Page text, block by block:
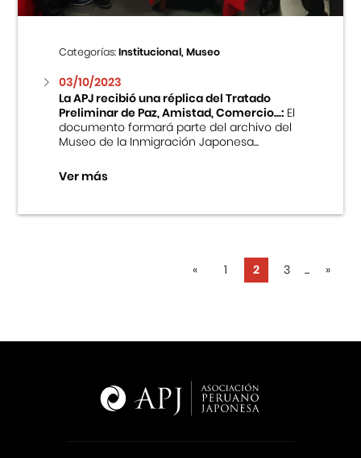
Categorías:Institucional, Museo
03/10/2023
La APJ recibió una réplica del Tratado
Preliminar de Paz, Amistad, Comercio...:El
documento formará parte del archivo del
Museo de la Inmigración Japonesa...
Ver más
« 1 2 3 ... »